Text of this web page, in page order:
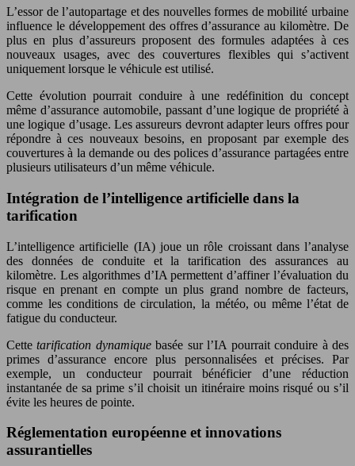
L’essor de l’autopartage et des nouvelles formes de mobilité urbaine
influence le développement des offres d’assurance au kilomètre. De
plus en plus d’assureurs proposent des formules adaptées à ces
nouveaux usages, avec des couvertures flexibles qui s’activent
uniquement lorsque le véhicule est utilisé.
Cette évolution pourrait conduire à une redéfinition du concept
même d’assurance automobile, passant d’une logique de propriété à
une logique d’usage. Les assureurs devront adapter leurs offres pour
répondre à ces nouveaux besoins, en proposant par exemple des
couvertures à la demande ou des polices d’assurance partagées entre
plusieurs utilisateurs d’un même véhicule.
Intégration de l’intelligence artificielle dans la
tarification
L’intelligence artificielle (IA) joue un rôle croissant dans l’analyse
des données de conduite et la tarification des assurances au
kilomètre. Les algorithmes d’IA permettent d’affiner l’évaluation du
risque en prenant en compte un plus grand nombre de facteurs,
comme les conditions de circulation, la météo, ou même l’état de
fatigue du conducteur.
Cettetarification dynamiquebasée sur l’IA pourrait conduire à des
primes d’assurance encore plus personnalisées et précises. Par
exemple, un conducteur pourrait bénéficier d’une réduction
instantanée de sa prime s’il choisit un itinéraire moins risqué ou s’il
évite les heures de pointe.
Réglementation européenne et innovations
assurantielles